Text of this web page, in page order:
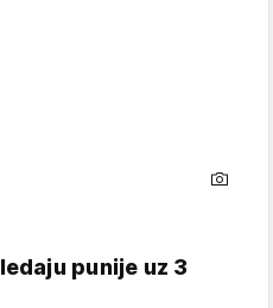
punije uz 3